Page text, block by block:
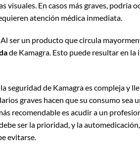
visuales. En casos más graves, podría
atención médica inmediata.
ser un producto que circula
de Kamagra. Esto puede resultar en la
seguridad de Kamagra es compleja y
graves hacen que su consumo sea
recomendable es acudir a un
ser la prioridad, y la
evitarse.